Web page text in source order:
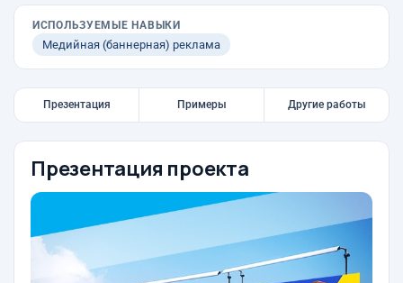
ИСПОЛЬЗУЕМЫЕ НАВЫКИ
Медийная (баннерная) реклама
Презентация Примеры Другие работы
Презентация проекта